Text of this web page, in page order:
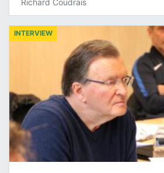
Richard Coudrais
INTERVIEW